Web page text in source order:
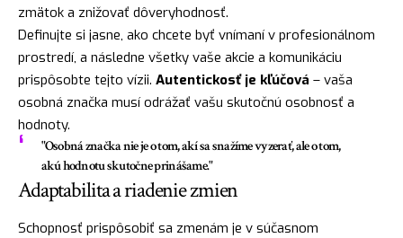
zmätok a znižovať dôveryhodnosť.
Definujte si jasne, ako chcete byť vnímaní v profesionálnom
prostredí, a následne všetky vaše akcie a komunikáciu
prispôsobte tejto vízii. Autentickosť je kľúčová – vaša
osobná značka musí odrážať vašu skutočnú osobnosť a
hodnoty.
"Osobná značka nie je o tom, akí sa snažíme vyzerať, ale o tom,
akú hodnotu skutočne prinášame."
Adaptabilita a riadenie zmien
Schopnosť prispôsobiť sa zmenám je v súčasnom